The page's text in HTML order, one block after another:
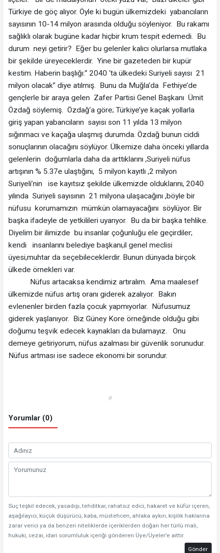
Türkiye de göç alıyor. Öyle ki bugün ülkemizdeki yabancıların
sayısının 10-14 milyon arasında olduğu söyleniyor. Bu rakamı
sağlıklı olarak bugüne kadar hiçbir krum tespit edemedi. Bu
durum neyi getirir? Eğer bu gelenler kalıcı olurlarsa mutlaka
bir şekilde üreyeceklerdir. Yine bir gazeteden bir kupür
kestim. Haberin başlığı:” 2040 ‘ta ülkedeki Suriyeli sayısı 21
milyon olacak” diye atılmış. Bunu da Muğla’da Fethiye’de
gençlerle bir araya gelen Zafer Partisi Genel Başkanı Ümit
Özdağ söylemiş. Özdağ’a göre; Türkiye’ye kaçak yollarla
giriş yapan yabancıların sayısı son 11 yılda 13 milyon
sığınmacı ve kaçağa ulaşmış durumda. Özdağ bunun ciddi
sonuçlarının olacağını söylüyor. Ülkemize daha önceki yıllarda
gelenlerin doğumlarla daha da arttıklarını ,Suriyeli nüfus
artışının % 5.37e ulaştığını, 5 milyon kayıtlı ,2 milyon
Suriyeli’nin ise kayıtsız şekilde ülkemizde olduklarını, 2040
yılında Suriyeli sayısının 21 milyona ulaşacağını ,böyle bir
nüfusu korumamızın mümkün olamayacağını söylüyor. Bir
başka ifadeyle de yetkilileri uyarıyor. Bu da bir başka tehlike.
Diyelim bir ilimizde bu insanlar çoğunluğu ele geçirdiler;
kendi insanlarını belediye başkanı,il genel meclisi
üyesi,muhtar da seçebileceklerdir. Bunun dünyada birçok
ülkede örnekleri var.
Nüfus artacaksa kendimiz artıralım. Ama maalesef
ülkemizde nüfus artış oranı giderek azalıyor. Bakın
evlenenler birden fazla çocuk yapmıyorlar. Nüfusumuz
giderek yaşlanıyor. Biz Güney Kore örneğinde olduğu gibi
doğumu teşvik edecek kaynakları da bulamayız. Onu
demeye getiriyorum, nüfus azalması bir güvenlik sorunudur.
Nüfus artması ise sadece ekonomi bir sorundur.
#
Yorumlar (0)
Suç teşkil edecek, yasadışı, tehditkar, rahatsız edici, hakaret ve küfür içeren,
aşağılayıcı, küçük düşürücü, kaba, müstehcen, ahlaka aykırı, kişilik haklarına
zarar verici ya da benzeri niteliklerde içeriklerden doğan her türlü mali,
hukuki, cezai, idari sorumluluk içeriği gönderen Üye/Üyeler’e aittir.
Gönder